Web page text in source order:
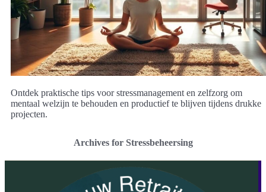
Ontdek praktische tips voor stressmanagement en zelfzorg om
mentaal welzijn te behouden en productief te blijven tijdens drukke
projecten.
Archives for Stressbeheersing